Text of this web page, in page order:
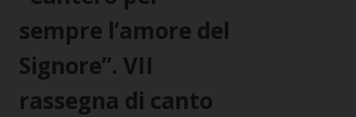
sempre l’amore del
Signore”. VII
rassegna di canto